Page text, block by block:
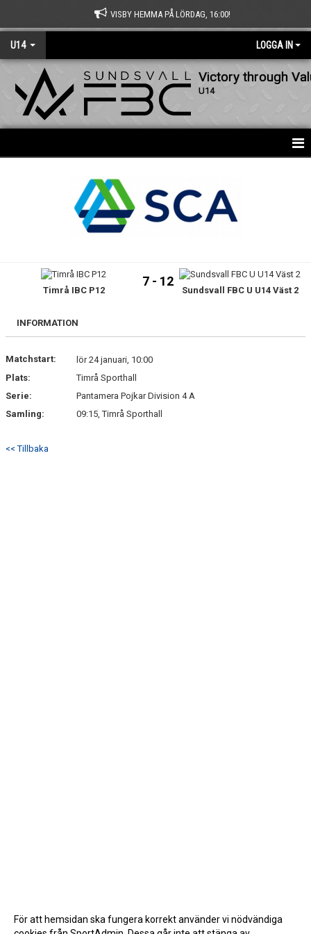
VISBY HEMMA PÅ LÖRDAG, 16:00!
U14 LOGGA IN
Victory through
U14
Timrå IBC P12
7 - 12
Sundsvall FBC U U14 Väst 2
INFORMATION
Matchstart:
lör 24 januari, 10:00
Plats:
Timrå Sporthall
Serie:
Pantamera Pojkar Division 4 A
Samling:
09:15, Timrå Sporthall
<< Tillbaka
För att hemsidan ska fungera korrekt använder vi nödvändiga